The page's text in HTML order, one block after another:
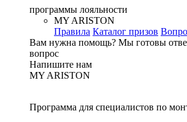
программы лояльности
MY ARISTON
Правила Каталог призов
Вам нужна помощь? Мы готовы
вопрос
Напишите нам
MY ARISTON
Программа для специалистов по